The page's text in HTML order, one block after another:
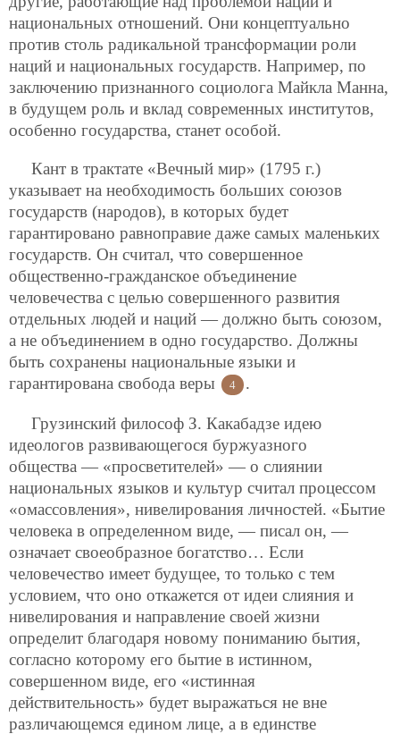
национальных отношений. Они концептуально
против столь радикальной трансформации роли
наций и национальных государств. Например, по
заключению признанного социолога Майкла Манна,
в будущем роль и вклад современных институтов,
особенно государства, станет особой.
Кант в трактате «Вечный мир» (1795 г.)
указывает на необходимость больших союзов
государств (народов), в которых будет
гарантировано равноправие даже самых маленьких
государств. Он считал, что совершенное
общественно-гражданское объединение
человечества с целью совершенного развития
отдельных людей и наций — должно быть союзом,
а не объединением в одно государство. Должны
быть сохранены национальные языки и
гарантирована свобода веры
4 .
Грузинский философ З. Какабадзе идею
идеологов развивающегося буржуазного
общества — «просветителей» — о слиянии
национальных языков и культур считал процессом
«омассовления», нивелирования личностей. «Бытие
человека в определенном виде, — писал он, —
означает своеобразное богатство… Если
человечество имеет будущее, то только с тем
условием, что оно откажется от идеи слияния и
нивелирования и направление своей жизни
определит благодаря новому пониманию бытия,
согласно которому его бытие в истинном,
совершенном виде, его «истинная
действительность» будет выражаться не вне
различающемся едином лице, а в единстве